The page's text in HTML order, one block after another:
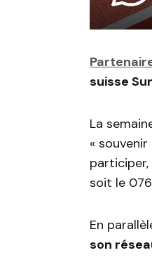
suisse
La
«
participer,
soit le
En
son